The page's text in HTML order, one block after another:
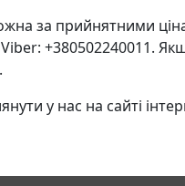
за прийнятними
+380502240011.
у нас на сайті